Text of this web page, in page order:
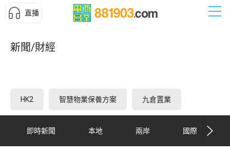
直播
新聞/財經
HK2 智慧物業保養方案 九倉置業
即時新聞 本地 兩岸 國際